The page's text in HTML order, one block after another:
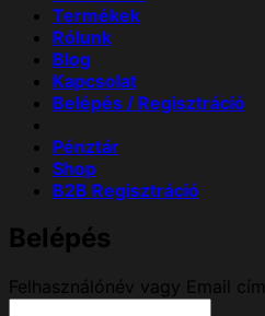
Termékek
Rólunk
Blog
Kapcsolat
Belépés / Regisztráció
Pénztár
Shop
B2B Regisztráció
Belépés
Felhasználónév vagy Email cím